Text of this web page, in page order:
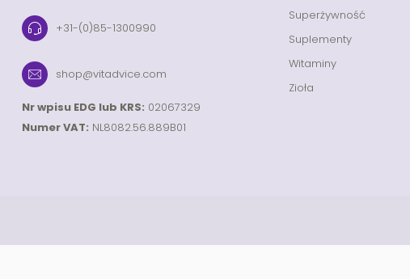
+31-(0)85-1300990
shop@vitadvice.com
Nr wpisu EDG lub KRS: 02067329
Numer VAT: NL8082.56.889B01
Superżywność
Suplementy
Witaminy
Zioła